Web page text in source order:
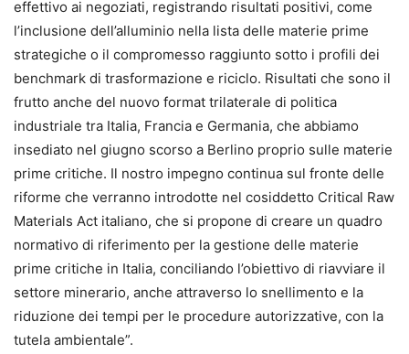
effettivo ai negoziati, registrando risultati positivi, come
l’inclusione dell’alluminio nella lista delle materie prime
strategiche o il compromesso raggiunto sotto i profili dei
benchmark di trasformazione e riciclo. Risultati che sono il
frutto anche del nuovo format trilaterale di politica
industriale tra Italia, Francia e Germania, che abbiamo
insediato nel giugno scorso a Berlino proprio sulle materie
prime critiche. Il nostro impegno continua sul fronte delle
riforme che verranno introdotte nel cosiddetto Critical Raw
Materials Act italiano, che si propone di creare un quadro
normativo di riferimento per la gestione delle materie
prime critiche in Italia, conciliando l’obiettivo di riavviare il
settore minerario, anche attraverso lo snellimento e la
riduzione dei tempi per le procedure autorizzative, con la
tutela ambientale”.